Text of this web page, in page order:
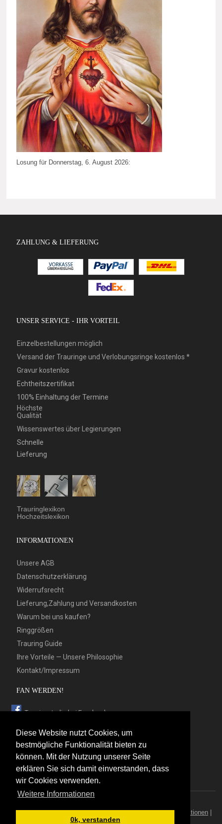
Diese Website nutzt Cookies, um
bestmögliche Funktionalität bieten zu
können. Mit der Nutzung unserer Seite
erklären Sie sich damit einverstanden, dass
wir Cookies verwenden.
Weitere Informationen
0k, verstanden
Losung für Donnerstag, 6. August 2026:
ZAHLUNG & LIEFERUNG
UNSER SERVICE - IHR VORTEIL
Einzelbestellungen möglich
Versand der Trauringe und Verlobungsringe kostenlos *
Gravur kostenlos
Echtheitszertifikat
100% Einhaltung der Termine
Höchste
Qualität
Wissenswertes über Legierungen
Schnelle
Lieferung
Trauringlexikon
Hochzeitslexikon
INFORMATIONEN
Unsere AGB
Datenschutzerklärung
Widerrufsrecht
Lieferung,Zahlung und Versandkosten
Warum bei uns kaufen?
Ringgrößen
Trauring Guide
Ihre Vorteile — Unsere Philosophie
Kontakt/Impressum
FAN WERDEN!
Trauringstudio bei Facebook
Trauringstudio bei Twitter
Trauringstudio bei Pinterest
Trauringstudio bei flickr
Trauringstudio|Trauringe|Hersteller|Kontakt/Impressum Aktionen|
News|Sitemap